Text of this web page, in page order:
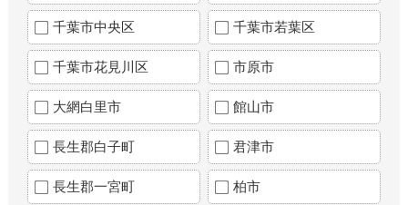
千葉市中央区 千葉市若葉区
千葉市花見川区 市原市
大網白里市 館山市
長生郡白子町 君津市
長生郡一宮町 柏市